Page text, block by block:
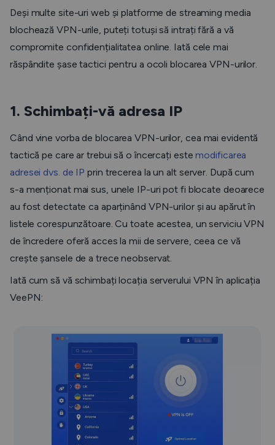
Deși multe site-uri web și platforme de streaming media
blochează VPN-urile, puteți totuși să intrați fără a vă
compromite confidențialitatea online. Iată cele mai
răspândite șase tactici pentru a ocoli blocarea VPN-urilor.
1. Schimbați-vă adresa IP
Când vine vorba de blocarea VPN-urilor, cea mai evidentă
tactică pe care ar trebui să o încercați estemodificarea
adresei dvs. de IP prin trecerea la un alt server. După cum
s-a menționat mai sus, unele IP-uri pot fi blocate deoarece
au fost detectate ca aparținând VPN-urilor și au apărut în
listele corespunzătoare. Cu toate acestea, un serviciu VPN
de încredere oferă acces la mii de servere, ceea ce vă
crește șansele de a trece neobservat.
Iată cum să vă schimbați locația serverului VPN în aplicația
VeePN: